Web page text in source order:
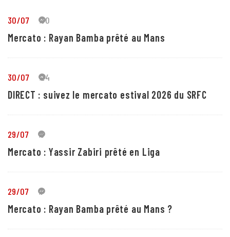
30/07 30
Mercato : Rayan Bamba prêté au Mans
30/07 24
DIRECT : suivez le mercato estival 2026 du SRFC
29/07 5
Mercato : Yassir Zabiri prêté en Liga
29/07 1
Mercato : Rayan Bamba prêté au Mans ?